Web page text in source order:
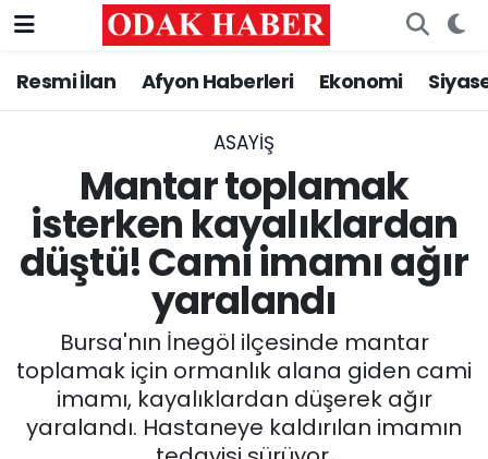
Resmi İlan Afyon Haberleri Ekonomi
ASAYİŞ
Mantar toplamak
isterken kayalıklardan
düştü! Cami imamı ağır
yaralandı
Bursa'nın İnegöl ilçesinde mantar
toplamak için ormanlık alana giden cami
imamı, kayalıklardan düşerek ağır
yaralandı. Hastaneye kaldırılan imamın
AFYONKARAHİSAR HABERLERİ
ASAYİŞ
GÜNCEL
EĞİTİM
MAGAZİN
Nöbetçi Eczaneler
Trafik Durumu
Süper Lig Puan Durumu ve Fikstür
Tüm Manşetler
Son Dakika Haberleri
Haber Arşivi